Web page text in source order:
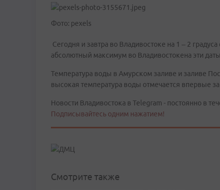
Фото: pexels
Сегодня и завтра во Владивостоке на 1 – 2
абсолютный максимум во Владивостокена эти
Температура воды в Амурском заливе и заливе
высокая температура воды отмечается впервые
Новости Владивостока в Telegram - постоянно в
Подписывайтесь одним нажатием!
Смотрите также